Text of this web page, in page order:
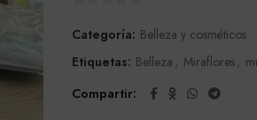
de
5
Categoría: Belleza y cosméticos
Etiquetas: Belleza , Miraflores ,
Compartir